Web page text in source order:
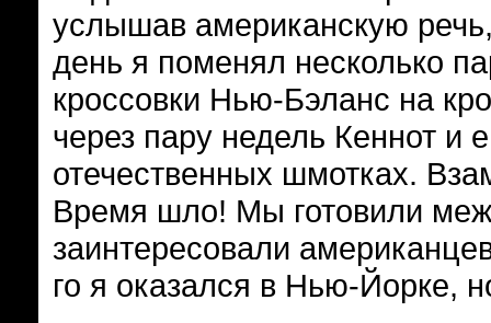
услышав американскую
день я поменял несколько
кроссовки Нью-Бэланс на
через пару недель Кеннот и
отечественных шмотках.
Время шло! Мы готовили
заинтересовали
го я оказался в Нью-Йорке,